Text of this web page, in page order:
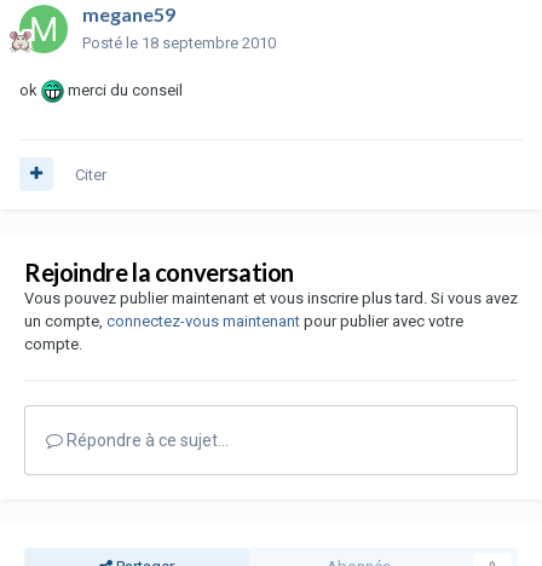
megane59
Posté le 18 septembre 2010
ok merci du conseil
Citer
Rejoindre la conversation
Vous pouvez publier maintenant et vous inscrire plus tard. Si vous avez
un compte, connectez-vous maintenant pour publier avec votre
compte.
Répondre à ce sujet…